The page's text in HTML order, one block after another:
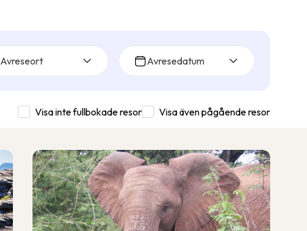
Avreseort Avresedatum
Visa inte fullbokade resor Visa även pågående resor